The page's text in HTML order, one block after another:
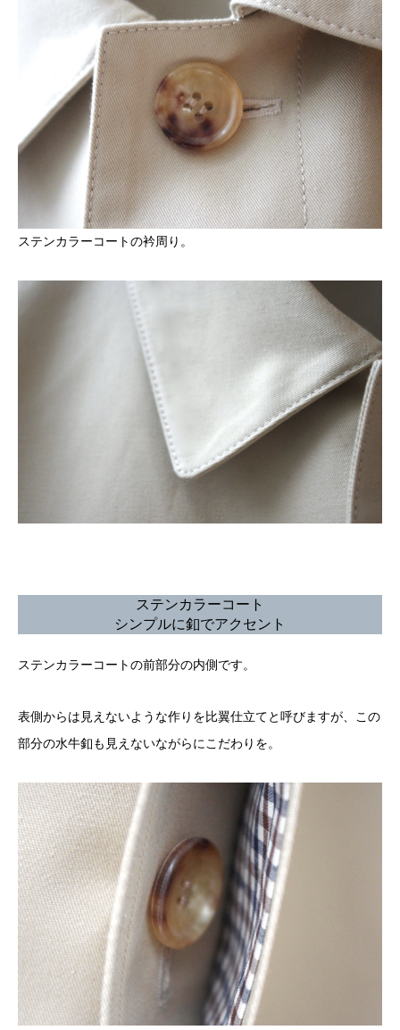
ステンカラーコートの衿周り。
ステンカラーコート
シンプルに釦でアクセント
ステンカラーコートの前部分の内側です。
表側からは見えないような作りを比翼仕立てと呼びますが、この
部分の水牛釦も見えないながらにこだわりを。